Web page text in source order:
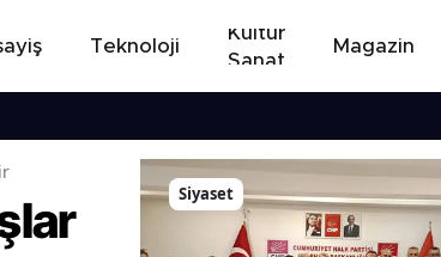
Teknoloji
Kültür
Sanat
Magazin
Siyaset